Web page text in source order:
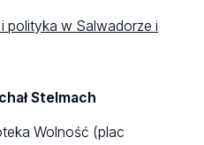
polityka w Salwadorze i
Stelmach
Wolność (plac